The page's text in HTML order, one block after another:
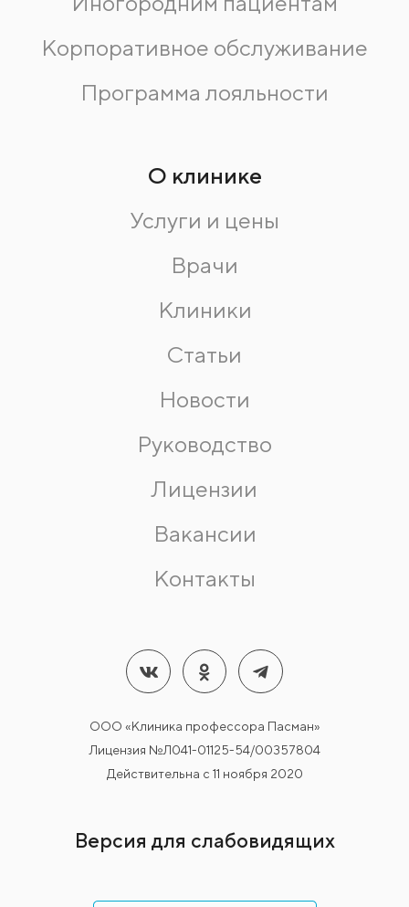
Корпоративное обслуживание
Программа лояльности
О клинике
Услуги и цены
Врачи
Клиники
Статьи
Новости
Руководство
Лицензии
Вакансии
Контакты
ООО «Клиника профессора Пасман»
Лицензия №Л041-01125-54/00357804
Действительна с 11 ноября 2020
Версия для слабовидящих